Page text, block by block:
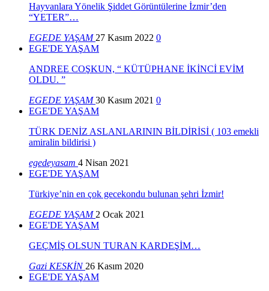
Hayvanlara Yönelik Şiddet Görüntülerine İzmir’den
“YETER”…
EGEDE YAŞAM 27 Kasım 2022 0
EGE'DE YAŞAM
ANDREE COŞKUN, “ KÜTÜPHANE İKİNCİ EVİM
OLDU. ”
EGEDE YAŞAM30 Kasım 2021 0
EGE'DE YAŞAM
TÜRK DENİZ ASLANLARININ BİLDİRİSİ ( 103 emekli
amiralin bildirisi )
egedeyasam 4 Nisan 2021
EGE'DE YAŞAM
Türkiye’nin en çok gecekondu bulunan şehri İzmir!
EGEDE YAŞAM 2 Ocak 2021
EGE'DE YAŞAM
GEÇMİŞ OLSUN TURAN KARDEŞİM…
Gazi KESKİN 26 Kasım 2020
EGE'DE YAŞAM